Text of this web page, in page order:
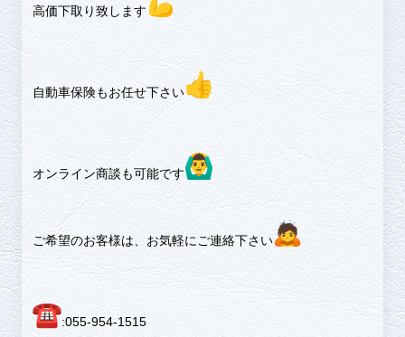
高価下取り致します
自動車保険もお任せ下さい
オンライン商談も可能です
ご希望のお客様は、お気軽にご連絡下さい
︎:055-954-1515